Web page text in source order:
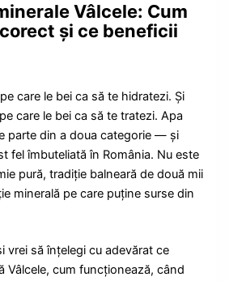
Vâlcele: Cum
și ce beneficii
care le bei ca să te hidratezi. Și
care le bei ca să te tratezi. Apa
parte din a doua categorie — și
fel îmbuteliată în România. Nu este
pură, tradiție balneară de două mii
minerală pe care puține surse din
vrei să înțelegi cu adevărat ce
Vâlcele, cum funcționează, când